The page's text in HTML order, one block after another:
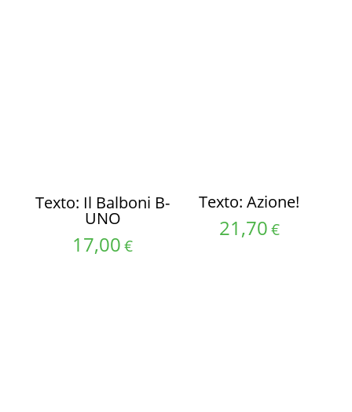
Texto: Il Balboni B-
UNO
17,00€
Texto: Azione!
21,70€